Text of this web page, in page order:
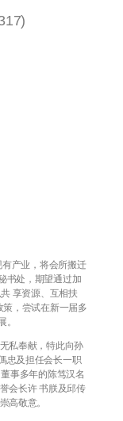
产业，将会所搬迁
书处，期望通过加
享资源、互相扶
策，尝试在新一届多
私奉献，特此向孙
忠及担任会长一职
事多年的陈笃汉名
会长许 书朕及邱传
高敬意。